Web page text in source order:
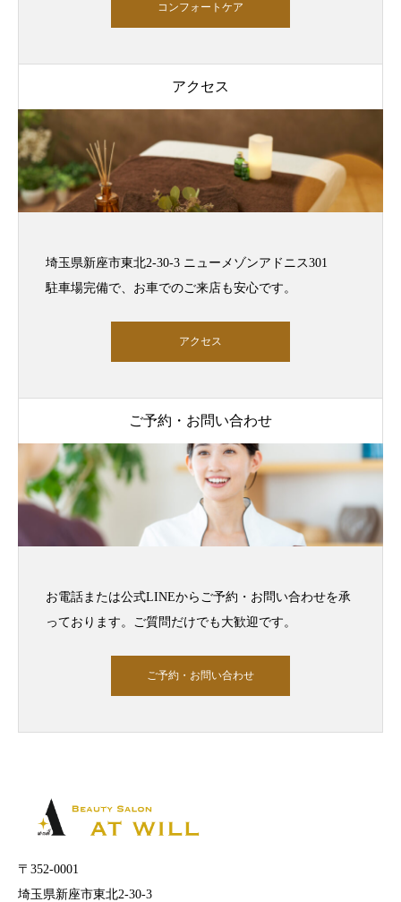
コンフォートケア
アクセス
埼玉県新座市東北2-30-3 ニューメゾンアドニス301
駐車場完備で、お車でのご来店も安心です。
アクセス
ご予約・お問い合わせ
お電話または公式LINEからご予約・お問い合わせを承
っております。ご質問だけでも大歓迎です。
ご予約・お問い合わせ
〒352-0001
埼玉県新座市東北2-30-3